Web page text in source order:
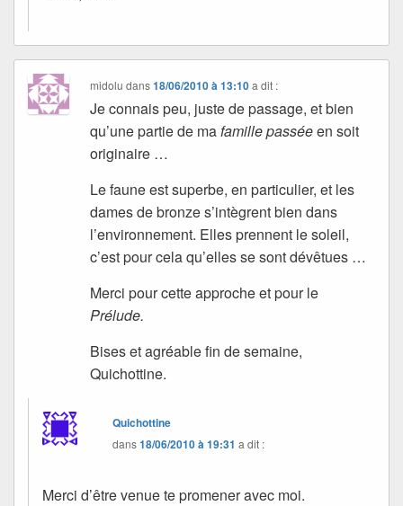
midolu dans18/06/2010 à 13:10 a dit :
Je connais peu, juste de passage, et bien
qu’une partie de ma famille passéeen soit
originaire …
Le faune est superbe, en particulier, et les
dames de bronze s’intègrent bien dans
l’environnement. Elles prennent le soleil,
c’est pour cela qu’elles se sont dévêtues …
Merci pour cette approche et pour le
Prélude.
Bises et agréable fin de semaine,
Quichottine.
Quichottine
dans18/06/2010 à 19:31 a dit :
Merci d’être venue te promener avec moi.